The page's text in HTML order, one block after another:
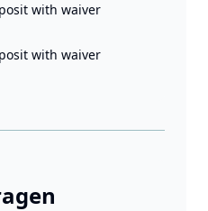
with waiver
with waiver